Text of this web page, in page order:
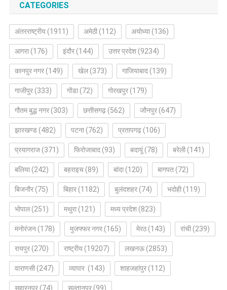
CATEGORIES
अंतरराष्ट्रीय(1911) अमेठी(112) अयोध्या(136)
आगरा(176) इंदौर(144) उत्तर प्रदेश(9234)
कानपुर नगर(149) खेल(373) गाजियाबाद(139)
गाजीपुर(333) गोंडा(72) गोरखपुर(179)
गौतम बुद्ध नगर(303) छत्तीसगढ़(562) जौनपुर(647)
झारखण्ड(482) पटना(762) प्रतापगढ़(106)
प्रयागराज(371) फिरोजाबाद(93) बदायूं(78) बरेली(141)
बलिया(242) बहराइच(89) बांदा(120) बागपत(72)
बिजनौर(75) बिहार(1182) बुलंदशहर(74) भदोही(119)
भोपाल(251) मथुरा(121) मध्य प्रदेश(823)
मनोरंजन(178) मुजफ्फर नगर(165) मेरठ(143) रांची(239)
रायपुर(270) राष्ट्रीय(19207) लखनऊ(2853)
वाराणसी(247) व्यापार (143) शाहजहांपुर(112)
सहारनपुर(74) सुल्तानपुर(99)